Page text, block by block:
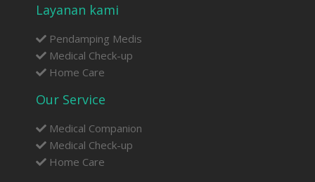
Layanan kami
Pendamping Medis
Medical Check-up
Home Care
Our Service
Medical Companion
Medical Check-up
Home Care